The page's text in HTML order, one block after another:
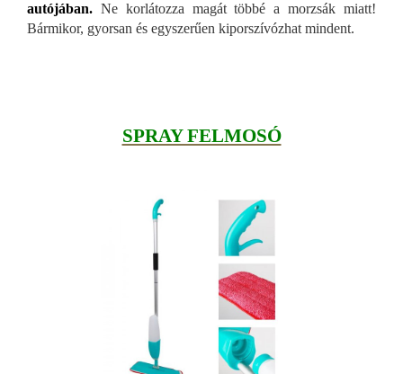
autójában. Ne korlátozza magát többé a morzsák miatt!
Bármikor, gyorsan és egyszerűen kiporszívózhat mindent.
SPRAY FELMOSÓ